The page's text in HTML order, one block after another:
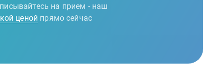
на прием - наш
ценой прямо сейчас